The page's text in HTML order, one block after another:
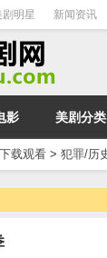
剧明星 新闻资讯
影 美剧分
载观看 > 犯罪/历